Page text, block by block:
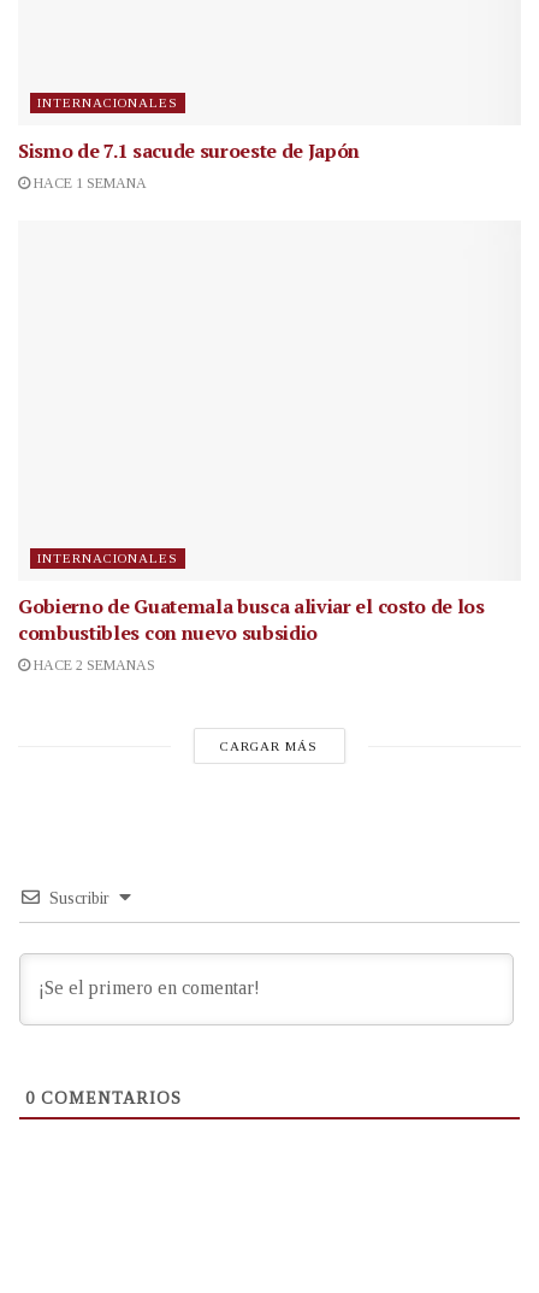
INTERNACIONALES
Sismo de 7.1 sacude suroeste de Japón
HACE 1 SEMANA
INTERNACIONALES
Gobierno de Guatemala busca aliviar el costo de los
combustibles con nuevo subsidio
HACE 2 SEMANAS
CARGAR MÁS
Suscribir
0 COMENTARIOS